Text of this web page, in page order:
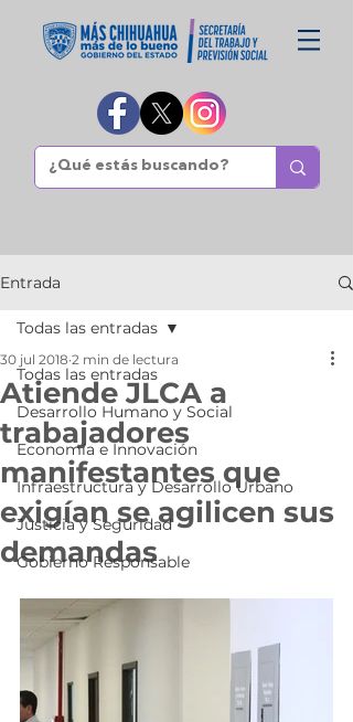
Entrada
Todas las entradas
Desarrollo Humano y Social
Economía e Innovación
Infraestructura y Desarrollo Urbano
Justicia y Seguridad
Gobierno Responsable
Todas las entradas
Atiende JLCA a
trabajadores
manifestantes que
exigían se agilicen sus
demandas
30 jul 2018 2 min de lectura